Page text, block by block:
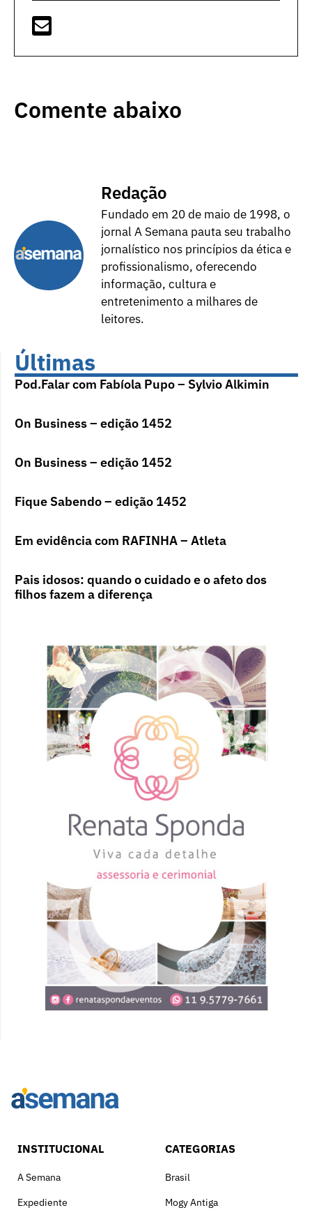
Comente abaixo
Redação
Fundado em 20 de maio de 1998, o
jornal A Semana pauta seu trabalho
jornalístico nos princípios da ética e
profissionalismo, oferecendo
informação, cultura e
entretenimento a milhares de
leitores.
Últimas
Pod.Falar com Fabíola Pupo – Sylvio Alkimin
On Business – edição 1452
On Business – edição 1452
Fique Sabendo – edição 1452
Em evidência com RAFINHA – Atleta
Pais idosos: quando o cuidado e o afeto dos
filhos fazem a diferença
INSTITUCIONAL
A Semana
Expediente
CATEGORIAS
Brasil
Mogy Antiga